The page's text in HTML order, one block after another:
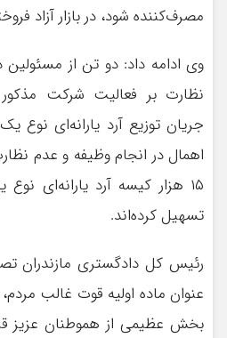
مصرف‌کننده شود، در بازار آزاد
وی ادامه داد: دو تن از
نظارت بر فعالیت شرکت
جریان توزیع آرد یارانه‌ای نوع
اهمال در انجام وظیفه و عدم
۱۵ هزار کیسه آرد یارانه‌ای
تسهیل کرده‌اند.
رئیس کل دادگستری مازندران
عنوان ماده اولیه قوت غالب
بخش عظیمی از هموطنان عزیز